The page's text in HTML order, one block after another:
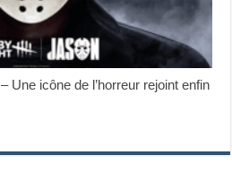
Une icône de l’horreur rejoint enfin